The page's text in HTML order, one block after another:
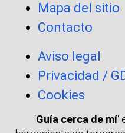
Mapa del sitio
Contacto
Aviso legal
Privacidad /
Cookies
‘Guía cerca de mí‘